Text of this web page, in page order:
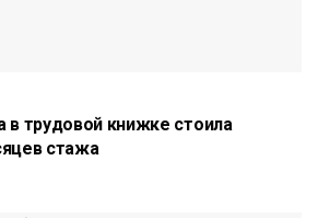
в трудовой книжке стоила
стажа